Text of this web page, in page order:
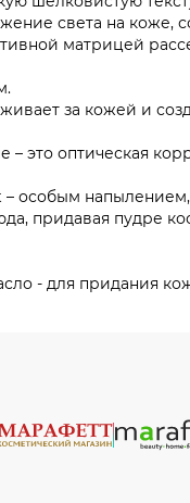
света на коже,
матрицей
за кожей и
– это оптическая
особым
придавая пудре
- для придания